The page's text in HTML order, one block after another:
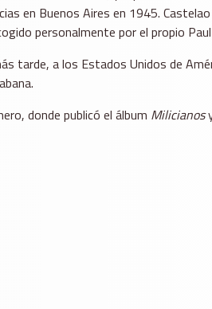
en Buenos Aires en 1945.
personalmente por el propio
tarde, a los Estados Unidos de
donde publicó el álbum Milicianos